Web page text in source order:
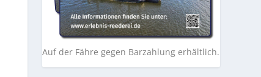
Auf der Fähre gegen Barzahlung erhältlich.